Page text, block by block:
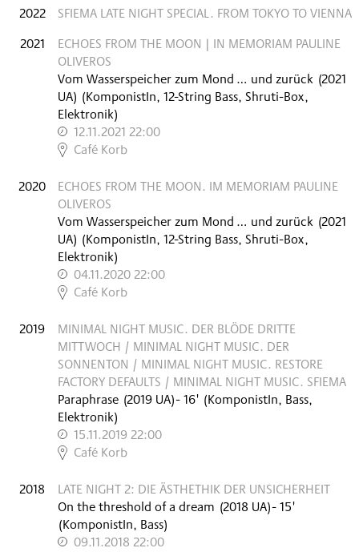
2022
SFIEMA LATE NIGHT SPECIAL. FROM TOKYO TO VIENNA
2021
ECHOES FROM THE MOON | IN MEMORIAM PAULINE
OLIVEROS
Vom Wasserspeicher zum Mond … und zurück (2021
UA) (KomponistIn, 12-String Bass, Shruti-Box,
Elektronik)
12.11.2021 22:00
,
Café Korb
2020
ECHOES FROM THE MOON. IM MEMORIAM PAULINE
OLIVEROS
Vom Wasserspeicher zum Mond … und zurück (2021
UA) (KomponistIn, 12-String Bass, Shruti-Box,
Elektronik)
04.11.2020 22:00
,
Café Korb
2019
MINIMAL NIGHT MUSIC. DER BLÖDE DRITTE
MITTWOCH / MINIMAL NIGHT MUSIC. DER
SONNENTON / MINIMAL NIGHT MUSIC. RESTORE
FACTORY DEFAULTS / MINIMAL NIGHT MUSIC. SFIEMA
Paraphrase (2019 UA)- 16' (KomponistIn, Bass,
Elektronik)
15.11.2019 22:00
,
Café Korb
2018
LATE NIGHT 2: DIE ÄSTHETHIK DER UNSICHERHEIT
On the threshold of a dream (2018 UA)- 15'
(KomponistIn, Bass)
09.11.2018 22:00